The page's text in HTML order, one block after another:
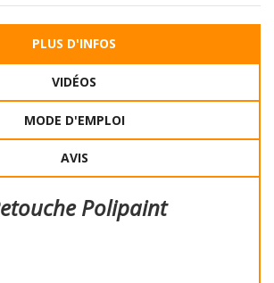
PLUS D'INFOS
VIDÉOS
MODE D'EMPLOI
AVIS
Polipaint